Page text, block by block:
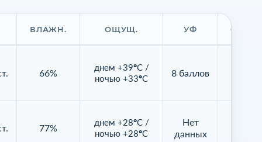
ВЛАЖН. ОЩУЩ. УФ
66%
днем +39°C /
ночью +33°C
8 баллов
77%
днем +28°C /
ночью +28°C
Нет
данных